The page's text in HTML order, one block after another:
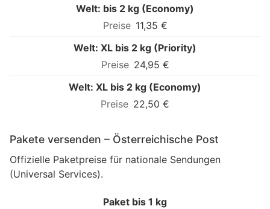
Welt: bis 2 kg (Economy)
11,35 €
Welt: XL bis 2 kg (Priority)
24,95 €
Welt: XL bis 2 kg (Economy)
22,50 €
Pakete versenden – Österreichische Post
Offizielle Paketpreise für nationale Sendungen
(Universal Services).
Paket bis 1 kg